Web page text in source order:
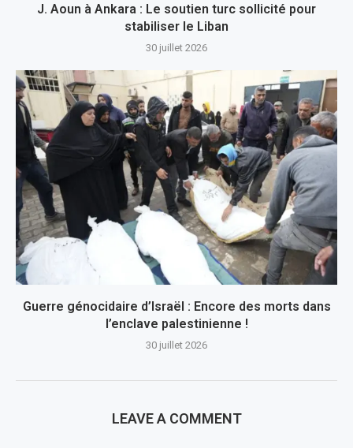
J. Aoun à Ankara : Le soutien turc sollicité pour
stabiliser le Liban
30 juillet 2026
Guerre génocidaire d’Israël : Encore des morts dans
l’enclave palestinienne !
30 juillet 2026
LEAVE A COMMENT